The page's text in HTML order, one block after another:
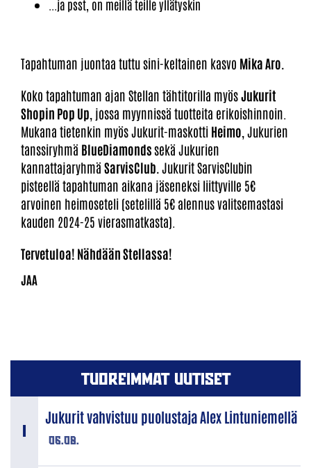
...ja psst, on meillä teille yllätyskin
Tapahtuman juontaa tuttu sini-keltainen kasvo Mika Aro.
Koko tapahtuman ajan Stellan tähtitorilla myösJukurit
Shopin Pop Up , jossa myynnissä tuotteita erikoishinnoin.
Mukana tietenkin myös Jukurit-maskotti Heimo , Jukurien
tanssiryhmä BlueDiamondssekä Jukurien
kannattajaryhmäSarvisClub. Jukurit SarvisClubin
pisteellä tapahtuman aikana jäseneksi liittyville 5€
arvoinen heimoseteli (setelillä 5€ alennus valitsemastasi
kauden 2024-25 vierasmatkasta).
Tervetuloa! Nähdään Stellassa!
TUOREIMMAT UUTISET
06.08.
Jukurit vahvistuu puolustaja Alex Lintuniemellä